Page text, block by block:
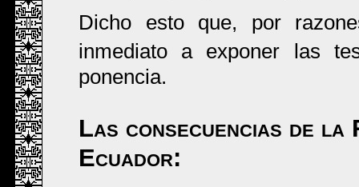
Dicho esto que, por
inmediato a exponer las
ponencia.
Las consecuencias de
Ecuador: